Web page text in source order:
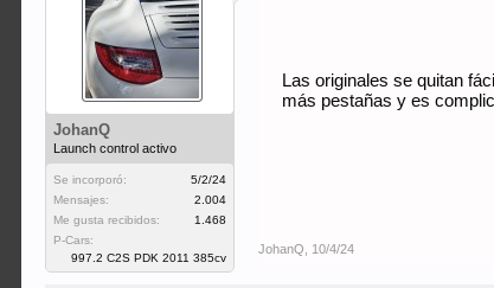
JohanQ
Launch control activo
Se incorporó:
5/2/24
Mensajes:
2.004
Me gusta recibidos:
1.468
P-Cars:
997.2 C2S PDK 2011 385cv
Las originales se quitan
más pestañas y es
JohanQ 10/4/24